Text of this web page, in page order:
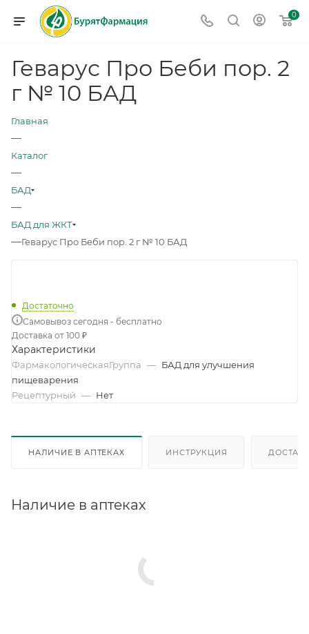
0
Геварус Про Беби пор. 2
г № 10 БАД
Главная
—
Каталог
—
БАД
—
БАД для ЖКТ
—Геварус Про Беби пор. 2 г № 10 БАД
Достаточно
Самовывоз сегодня - бесплатно
Доставка от 100 ₽
Характеристики
ФармакологическаяГруппа — БАД для улучшения
пищеварения
Рецептурный — Нет
НАЛИЧИЕ В АПТЕКАХ ИНСТРУКЦИЯ
Наличие в аптеках